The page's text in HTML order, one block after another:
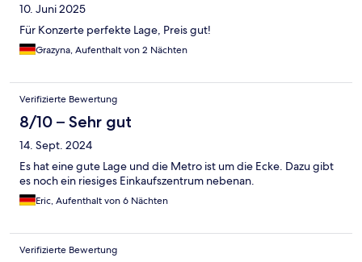
10. Juni 2025
Für Konzerte perfekte Lage, Preis gut!
Grazyna, Aufenthalt von 2 Nächten
Verifizierte Bewertung
8/10 – Sehr gut
14. Sept. 2024
Es hat eine gute Lage und die Metro ist um die Ecke. Dazu gibt
es noch ein riesiges Einkaufszentrum nebenan.
Eric, Aufenthalt von 6 Nächten
Verifizierte Bewertung